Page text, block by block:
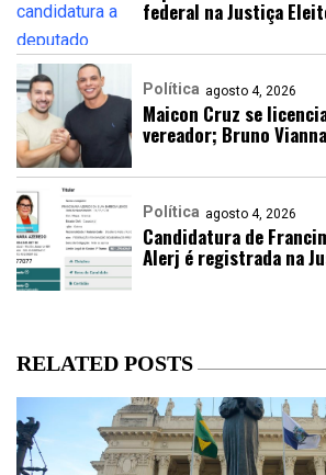
federal na Justiça
Política agosto 4, 2026
Maicon Cruz se
vereador; Bruno
Política agosto 4, 2026
Candidatura de
Alerj é registrada na
RELATED POSTS